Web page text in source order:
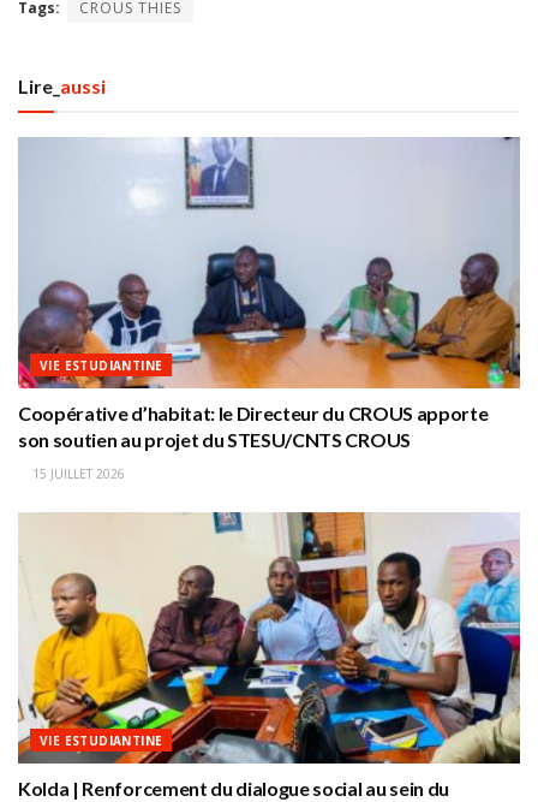
Tags: CROUS THIES
Lire_ aussi
VIE ESTUDIANTINE
Coopérative d’habitat: le Directeur du CROUS apporte
son soutien au projet du STESU/CNTS CROUS
15 JUILLET 2026
VIE ESTUDIANTINE
Kolda | Renforcement du dialogue social au sein du